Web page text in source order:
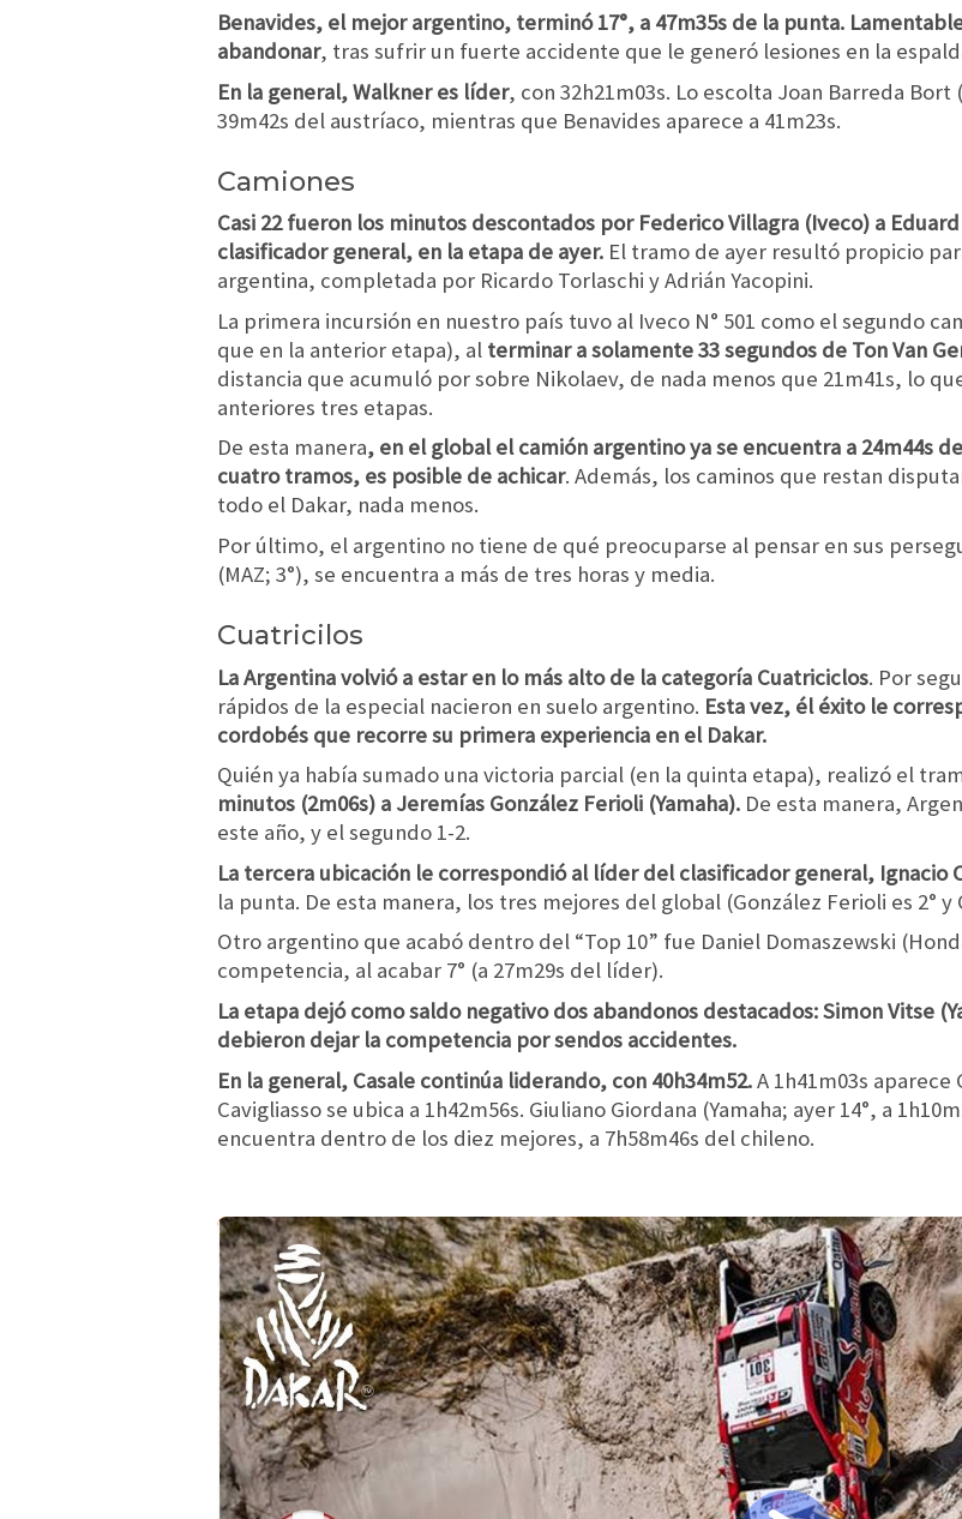
Benavides, el mejor argentino, terminó 17°, a 47m35s de la punta.
abandonar, tras sufrir un fuerte accidente que le generó lesiones en la
En la general, Walkner es líder, con 32h21m03s. Lo escolta Joan Barreda
39m42s del austríaco, mientras que Benavides aparece a 41m23s.
Camiones
Casi 22 fueron los minutos descontados por Federico Villagra (Iveco) a
clasificador general, en la etapa de ayer. El tramo de ayer resultó propicio
argentina, completada por Ricardo Torlaschi y Adrián Yacopini.
La primera incursión en nuestro país tuvo al Iveco N° 501 como el segundo
que en la anterior etapa), al terminar a solamente 33 segundos de Ton Van
distancia que acumuló por sobre Nikolaev, de nada menos que 21m41s, lo
anteriores tres etapas.
De esta manera, en el global el camión argentino ya se encuentra a 24m44s
cuatro tramos, es posible de achicar. Además, los caminos que restan
todo el Dakar, nada menos.
Por último, el argentino no tiene de qué preocuparse al pensar en sus
(MAZ; 3°), se encuentra a más de tres horas y media.
Cuatricilos
La Argentina volvió a estar en lo más alto de la categoría Cuatriciclos. Por
rápidos de la especial nacieron en suelo argentino. Esta vez, él éxito le
cordobés que recorre su primera experiencia en el Dakar.
Quién ya había sumado una victoria parcial (en la quinta etapa), realizó el
minutos (2m06s) a Jeremías González Ferioli (Yamaha). De esta manera,
este año, y el segundo 1-2.
La tercera ubicación le correspondió al líder del clasificador general, Ignacio
la punta. De esta manera, los tres mejores del global (González Ferioli es 2°
Otro argentino que acabó dentro del “Top 10” fue Daniel Domaszewski
competencia, al acabar 7° (a 27m29s del líder).
La etapa dejó como saldo negativo dos abandonos destacados: Simon Vitse
debieron dejar la competencia por sendos accidentes.
En la general, Casale continúa liderando, con 40h34m52.A 1h41m03s
Cavigliasso se ubica a 1h42m56s. Giuliano Giordana (Yamaha; ayer 14°, a
encuentra dentro de los diez mejores, a 7h58m46s del chileno.